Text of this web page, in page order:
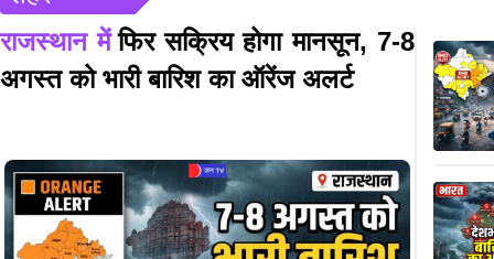
राजस्थान में फिर सक्रिय होगा मानसून, 7-8
अगस्त को भारी बारिश का ऑरेंज अलर्ट